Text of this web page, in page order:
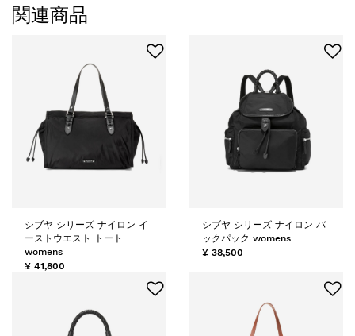
関連商品
シブヤ シリーズ ナイロン イ
ーストウエスト トート
womens
¥ 41,800
シブヤ シリーズ ナイロン バ
ックパック womens
¥ 38,500